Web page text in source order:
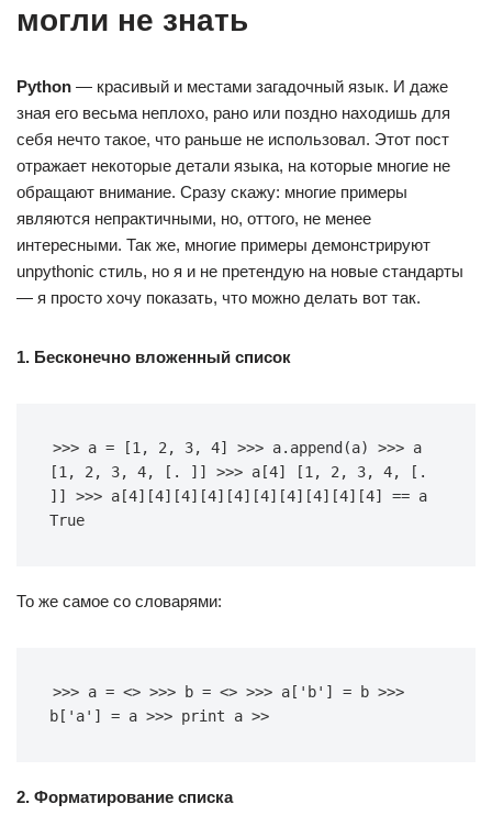
могли не знать
Python — красивый и местами загадочный язык. И даже
зная его весьма неплохо, рано или поздно находишь для
себя нечто такое, что раньше не использовал. Этот пост
отражает некоторые детали языка, на которые многие не
обращают внимание. Сразу скажу: многие примеры
являются непрактичными, но, оттого, не менее
интересными. Так же, многие примеры демонстрируют
unpythonic стиль, но я и не претендую на новые стандарты
— я просто хочу показать, что можно делать вот так.
1. Бесконечно вложенный список
>>> a = [1, 2, 3, 4] >>> a.append(a) >>> a
[1, 2, 3, 4, [. ]] >>> a[4] [1, 2, 3, 4, [.
]] >>> a[4][4][4][4][4][4][4][4][4][4] == a
True
То же самое со словарями:
>>> a = <> >>> b = <> >>> a['b'] = b >>>
b['a'] = a >>> print a >>
2. Форматирование списка